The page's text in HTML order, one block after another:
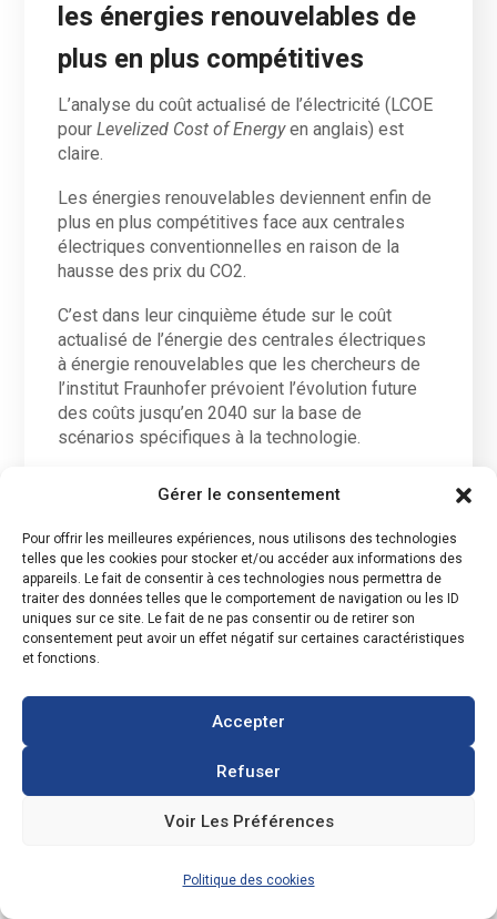
Gérer le consentement
Pour offrir les meilleures expériences, nous utilisons des technologies
telles que les cookies pour stocker et/ou accéder aux informations des
appareils. Le fait de consentir à ces technologies nous permettra de
traiter des données telles que le comportement de navigation ou les ID
uniques sur ce site. Le fait de ne pas consentir ou de retirer son
consentement peut avoir un effet négatif sur certaines caractéristiques
et fonctions.
Accepter
Refuser
Voir Les Préférences
Politique des cookies
les énergies renouvelables de
plus en plus compétitives
L’analyse du coût actualisé de l’électricité (LCOE
pourLevelized Cost of Energyen anglais) est
claire.
Les énergies renouvelables deviennent enfin de
plus en plus compétitives face aux centrales
électriques conventionnelles en raison de la
hausse des prix du CO2.
C’est dans leur cinquième étude sur le coût
actualisé de l’énergie des centrales électriques
à énergie renouvelables que les chercheurs de
l’institut Fraunhofer prévoient l’évolution future
des coûts jusqu’en 2040 sur la base de
scénarios spécifiques à la technologie.
solaires et éoliennes ont des coûts nettement
inférieurs à ceux des centrales électriques
conventionnelles. Et en raison de la hausse du
prix des certificats de CO2, la compétitivité de
ces centrales en termes de coûts diminuera
encore dans les années à venir.
varie entre 3 à 11 c€/kWh
Aujourd’hui, le coût d’exploitation des centrales
électriques conventionnelles augmente.
Notamment grâce aux différentes actions
centrales à énergie renouvelable continu de